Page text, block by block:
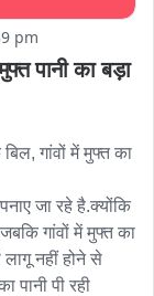
pm
पानी का बड़ा
गांवों में मुफ्त का
जा रहे है.क्योंकि
गांवों में मुफ्त का
नहीं होने से
पानी पी रही